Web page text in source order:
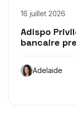
16 juillet 2026
Adispo
bancaire
Adelaide